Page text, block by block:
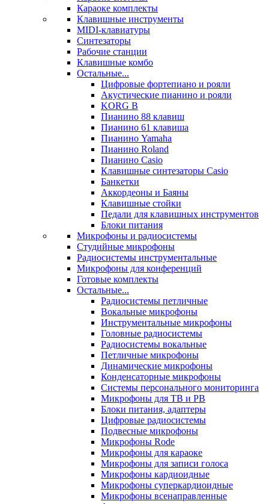
Караоке комплекты
Клавишные инструменты
MIDI-клавиатуры
Синтезаторы
Рабочие станции
Клавишные комбо
Остальные...
Цифровые фортепиано и рояли
Акустические пианино и рояли
KORG B
Пианино 88 клавиш
Пианино 61 клавиша
Пианино Yamaha
Пианино Roland
Пианино Casio
Клавишные синтезаторы Casio
Банкетки
Аккордеоны и Баяны
Клавишные стойки
Педали для клавишных инструментов
Блоки питания
Микрофоны и радиосистемы
Студийные микрофоны
Радиосистемы инструментальные
Микрофоны для конференций
Готовые комплекты
Остальные...
Радиосистемы петличные
Вокальные микрофоны
Инструментальные микрофоны
Головные радиосистемы
Радиосистемы вокальные
Петличные микрофоны
Динамические микрофоны
Конденсаторные микрофоны
Системы персонального мониторинга
Микрофоны для ТВ и РВ
Блоки питания, адаптеры
Цифровые радиосистемы
Подвесные микрофоны
Микрофоны Rode
Микрофоны для караоке
Микрофоны для записи голоса
Микрофоны кардиоидные
Микрофоны суперкардиоидные
Микрофоны всенаправленные